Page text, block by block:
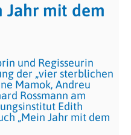
Jahr mit dem
und Regisseurin
der „vier sterblichen
Mamok, Andreu
Rossmann am
Edith
„Mein Jahr mit dem